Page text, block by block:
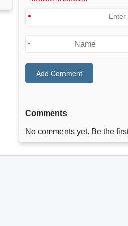
Comments
No comments yet. Be the